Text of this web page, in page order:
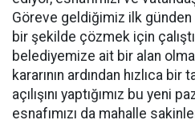
Göreve geldiğimiz ilk günden
bir şekilde çözmek için
belediyemize ait bir alan
kararının ardından hızlıca
açılışını yaptığımız bu yeni
esnafımızı da mahalle